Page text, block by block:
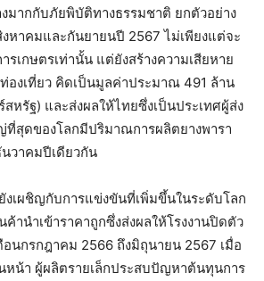
มากกับภัยพิบัติทางธรรมชาติ ยกตัวอย่าง
หาคมและกันยายนปี 2567 ไม่เพียงแต่จะ
รเกษตรเท่านั้น แต่ยังสร้างความเสียหาย
องเที่ยว คิดเป็นมูลค่าประมาณ 491 ล้าน
หรัฐ) และส่งผลให้ไทยซึ่งเป็นประเทศผู้ส่ง
ที่สุดของโลกมีปริมาณการผลิตยางพารา
วาคมปีเดียวกัน
งเผชิญกับการแข่งขันที่เพิ่มขึ้นในระดับโลก
ค้านำเข้าราคาถูกซึ่งส่งผลให้โรงงานปิดตัว
นกรกฎาคม 2566 ถึงมิถุนายน 2567 เมื่อ
หน้า ผู้ผลิตรายเล็กประสบปัญหาต้นทุนการ